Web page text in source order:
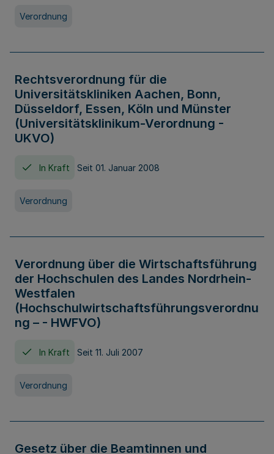
Verordnung
Rechtsverordnung für die
Universitätskliniken Aachen, Bonn,
Düsseldorf, Essen, Köln und Münster
(Universitätsklinikum-Verordnung -
UKVO)
In Kraft Seit 01. Januar 2008
Verordnung
Verordnung über die Wirtschaftsführung
der Hochschulen des Landes Nordrhein-
Westfalen
(Hochschulwirtschaftsführungsverordnu
ng – - HWFVO)
In Kraft Seit 11. Juli 2007
Verordnung
Gesetz über die Beamtinnen und